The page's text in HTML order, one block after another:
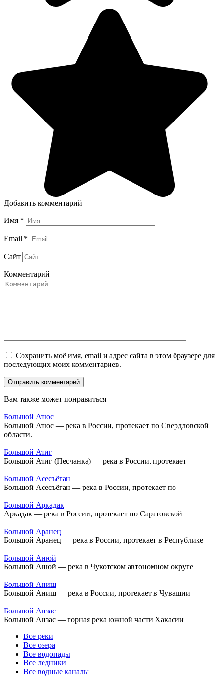
Добавить комментарий
Имя *
Email *
Сайт
Комментарий
Сохранить моё имя, email и адрес сайта в этом браузере для
последующих моих комментариев.
Вам также может понравиться
Большой Атюс
Большой Атюс — река в России, протекает по Свердловской
области.
Большой Атиг
Большой Атиг (Песчанка) — река в России, протекает
Большой Асесъёган
Большой Асесъёган — река в России, протекает по
Большой Аркадак
Аркадак — река в России, протекает по Саратовской
Большой Аранец
Большой Аранец — река в России, протекает в Республике
Большой Анюй
Большой Анюй — река в Чукотском автономном округе
Большой Аниш
Большой Аниш — река в России, протекает в Чувашии
Большой Анзас
Большой Анзас — горная река южной части Хакасии
Все реки
Все озера
Все водопады
Все ледники
Все водные каналы